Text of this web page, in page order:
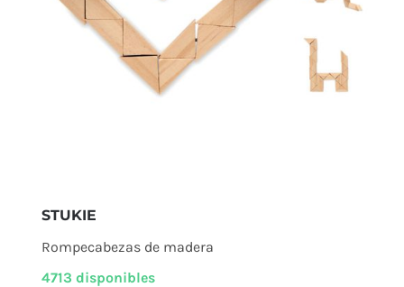
STUKIE
Rompecabezas de madera
4713 disponibles